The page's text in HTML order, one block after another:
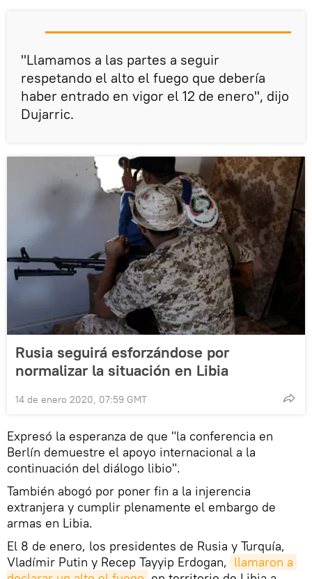
"Llamamos a las partes a seguir
respetando el alto el fuego que debería
haber entrado en vigor el 12 de enero", dijo
Dujarric.
Rusia seguirá esforzándose por
normalizar la situación en Libia
14 de enero 2020, 07:59 GMT
Expresó la esperanza de que "la conferencia en
Berlín demuestre el apoyo internacional a la
continuación del diálogo libio".
También abogó por poner fin a la injerencia
extranjera y cumplir plenamente el embargo de
armas en Libia.
El 8 de enero, los presidentes de Rusia y Turquía,
Vladímir Putin y Recep Tayyip Erdogan, llamaron a